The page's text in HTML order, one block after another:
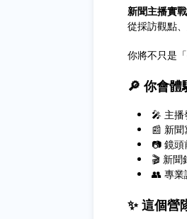
新聞主播實
從採訪觀點
你將不只是
🔎 你會體
🎤 主播
📰 新
📷 鏡
🎬 新聞
👥 專業
✨ 這個營